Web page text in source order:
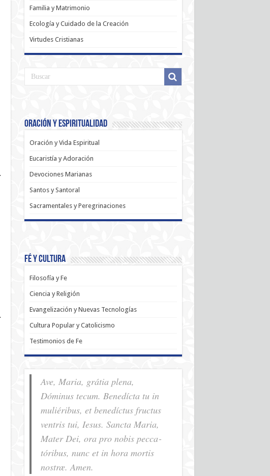
Familia y Matrimonio
Ecología y Cuidado de la Creación
Virtudes Cristianas
Oración y Espiritualidad
Oración y Vida Espiritual
Eucaristía y Adoración
Devociones Marianas
Santos y Santoral
Sacramentales y Peregrinaciones
Fé y Cultura
Filosofía y Fe
Ciencia y Religión
Evangelización y Nuevas Tecnologías
Cultura Popular y Catolicismo
Testimonios de Fe
Ave, Maria, grátia plena,
Dóminus tecum. Benedícta tu in
muliéribus, et benedíctus fructus
ventris tui, Iesus. Sancta Maria,
Mater Dei, ora pro nobis pec­ca­
tóribus, nunc et in hora mortis
nostræ. Amen.